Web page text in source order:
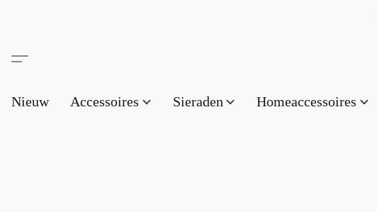
Nieuw Accessoires Sieraden Homeaccessoires